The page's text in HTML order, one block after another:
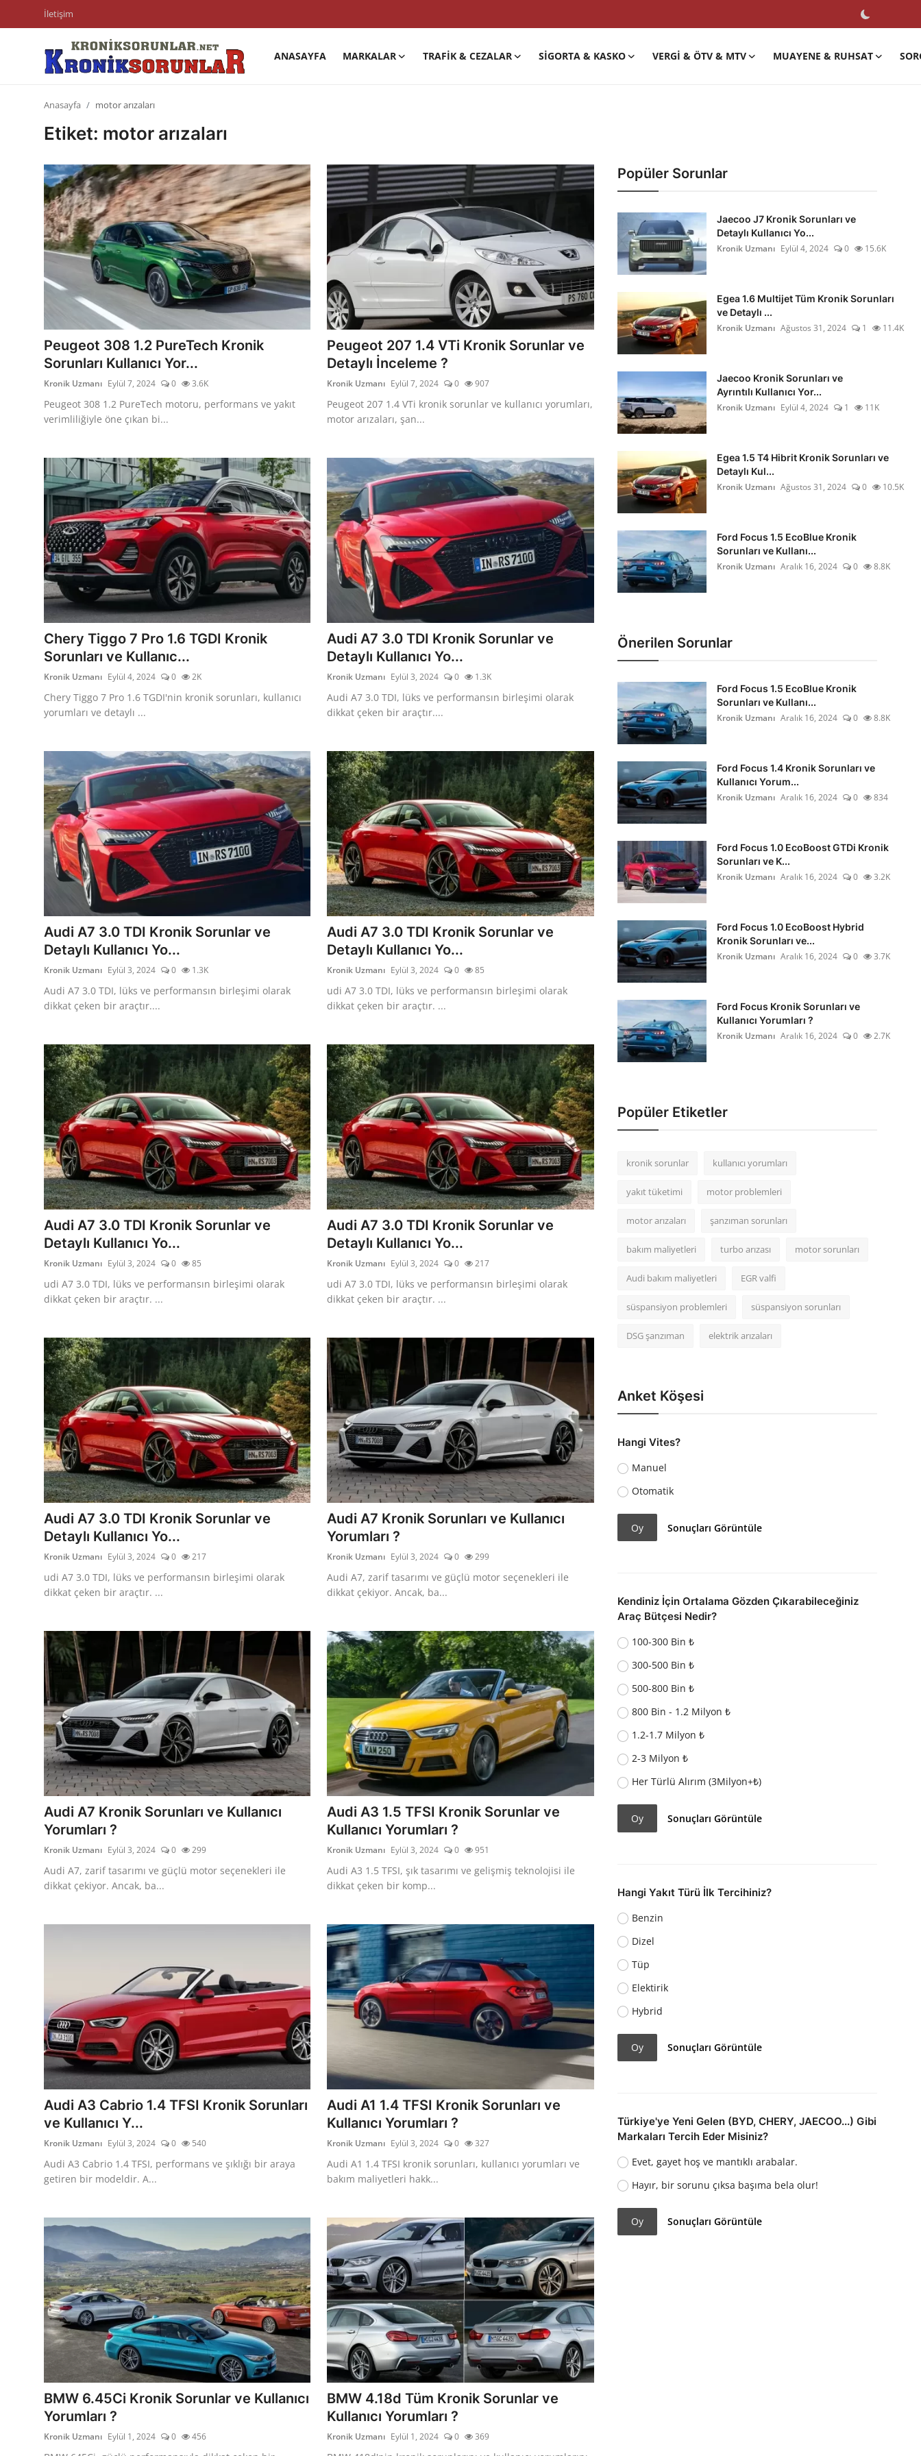
İletişim
ANASAYFA MARKALAR TRAFIK & CEZALAR SIGORTA & KASKO VERGI & ÖTV & MTV MUAYENE & RUHSAT
Trafik & Cezalar
Sigorta & Kasko
Vergi & ÖTV & MTV
Muayene & Ruhsat
Sorgulamalar
İkinci El & Alım-Satım
Bakım & Arıza Çözümleri
Elektrikli & Hibrit
Kiralama & Filo
Lastik & Jant
Yağlar & Sıvılar
LPG & Yakıt
Elektrik & Akü
Klima & Konfor
Aydınlatma & Görüş
Şanzıman & Aktarma
Dizel Sistemler
Multimedya & Elektronik
Anasayfa motor arızaları
Etiket: motor arızaları
Peugeot 308 1.2 PureTech Kronik
Sorunları Kullanıcı Yor...
Kronik Uzmanı Eylül 7, 2024 0 3.6K
Peugeot 308 1.2 PureTech motoru, performans ve yakıt
verimliliğiyle öne çıkan bi...
Peugeot 207 1.4 VTi Kronik Sorunlar ve
Detaylı İnceleme ?
Kronik Uzmanı Eylül 7, 2024 0 907
Peugeot 207 1.4 VTi kronik sorunlar ve kullanıcı yorumları,
motor arızaları, şan...
Chery Tiggo 7 Pro 1.6 TGDI Kronik
Sorunları ve Kullanıc...
Kronik Uzmanı Eylül 4, 2024 0 2K
Chery Tiggo 7 Pro 1.6 TGDI'nin kronik sorunları, kullanıcı
yorumları ve detaylı ...
Audi A7 3.0 TDI Kronik Sorunlar ve
Detaylı Kullanıcı Yo...
Kronik Uzmanı Eylül 3, 2024 0 1.3K
Audi A7 3.0 TDI, lüks ve performansın birleşimi olarak
dikkat çeken bir araçtır....
Audi A7 3.0 TDI Kronik Sorunlar ve
Detaylı Kullanıcı Yo...
Kronik Uzmanı Eylül 3, 2024 0 1.3K
Audi A7 3.0 TDI, lüks ve performansın birleşimi olarak
dikkat çeken bir araçtır....
Audi A7 3.0 TDI Kronik Sorunlar ve
Detaylı Kullanıcı Yo...
Kronik Uzmanı Eylül 3, 2024 0 85
udi A7 3.0 TDI, lüks ve performansın birleşimi olarak
dikkat çeken bir araçtır. ...
Audi A7 3.0 TDI Kronik Sorunlar ve
Detaylı Kullanıcı Yo...
Kronik Uzmanı Eylül 3, 2024 0 85
udi A7 3.0 TDI, lüks ve performansın birleşimi olarak
dikkat çeken bir araçtır. ...
Audi A7 3.0 TDI Kronik Sorunlar ve
Detaylı Kullanıcı Yo...
Kronik Uzmanı Eylül 3, 2024 0 217
udi A7 3.0 TDI, lüks ve performansın birleşimi olarak
dikkat çeken bir araçtır. ...
Audi A7 3.0 TDI Kronik Sorunlar ve
Detaylı Kullanıcı Yo...
Kronik Uzmanı Eylül 3, 2024 0 217
udi A7 3.0 TDI, lüks ve performansın birleşimi olarak
dikkat çeken bir araçtır. ...
Audi A7 Kronik Sorunları ve Kullanıcı
Yorumları ?
Kronik Uzmanı Eylül 3, 2024 0 299
Audi A7, zarif tasarımı ve güçlü motor seçenekleri ile
dikkat çekiyor. Ancak, ba...
Audi A7 Kronik Sorunları ve Kullanıcı
Yorumları ?
Kronik Uzmanı Eylül 3, 2024 0 299
Audi A7, zarif tasarımı ve güçlü motor seçenekleri ile
dikkat çekiyor. Ancak, ba...
Audi A3 1.5 TFSI Kronik Sorunlar ve
Kullanıcı Yorumları ?
Kronik Uzmanı Eylül 3, 2024 0 951
Audi A3 1.5 TFSI, şık tasarımı ve gelişmiş teknolojisi ile
dikkat çeken bir komp...
Audi A3 Cabrio 1.4 TFSI Kronik Sorunları
ve Kullanıcı Y...
Kronik Uzmanı Eylül 3, 2024 0 540
Audi A3 Cabrio 1.4 TFSI, performans ve şıklığı bir araya
getiren bir modeldir. A...
Audi A1 1.4 TFSI Kronik Sorunları ve
Kullanıcı Yorumları ?
Kronik Uzmanı Eylül 3, 2024 0 327
Audi A1 1.4 TFSI kronik sorunları, kullanıcı yorumları ve
bakım maliyetleri hakk...
BMW 6.45Ci Kronik Sorunlar ve Kullanıcı
Yorumları ?
Kronik Uzmanı Eylül 1, 2024 0 456
BMW 4.18d Tüm Kronik Sorunlar ve
Kullanıcı Yorumları ?
Kronik Uzmanı Eylül 1, 2024 0 369
Popüler Sorunlar
Jaecoo J7 Kronik Sorunları ve
Detaylı Kullanıcı Yo...
Kronik Uzmanı Eylül 4, 2024 0 15.6K
Egea 1.6 Multijet Tüm Kronik Sorunları
ve Detaylı ...
Kronik Uzmanı Ağustos 31, 2024 1 11.4K
Jaecoo Kronik Sorunları ve
Ayrıntılı Kullanıcı Yor...
Kronik Uzmanı Eylül 4, 2024 1 11K
Egea 1.5 T4 Hibrit Kronik Sorunları ve
Detaylı Kul...
Kronik Uzmanı Ağustos 31, 2024 0 10.5K
Ford Focus 1.5 EcoBlue Kronik
Sorunları ve Kullanı...
Kronik Uzmanı Aralık 16, 2024 0 8.8K
Önerilen Sorunlar
Ford Focus 1.5 EcoBlue Kronik
Sorunları ve Kullanı...
Kronik Uzmanı Aralık 16, 2024 0 8.8K
Ford Focus 1.4 Kronik Sorunları ve
Kullanıcı Yorum...
Kronik Uzmanı Aralık 16, 2024 0 834
Ford Focus 1.0 EcoBoost GTDi Kronik
Sorunları ve K...
Kronik Uzmanı Aralık 16, 2024 0 3.2K
Ford Focus 1.0 EcoBoost Hybrid
Kronik Sorunları ve...
Kronik Uzmanı Aralık 16, 2024 0 3.7K
Ford Focus Kronik Sorunları ve
Kullanıcı Yorumları ?
Kronik Uzmanı Aralık 16, 2024 0 2.7K
Popüler Etiketler
kronik sorunlar kullanıcı yorumları
yakıt tüketimi motor problemleri
motor arızaları şanzıman sorunları
bakım maliyetleri turbo arızası motor sorunları
Audi bakım maliyetleri EGR valfi
süspansiyon problemleri süspansiyon sorunları
DSG şanzıman elektrik arızaları
Anket Köşesi
Hangi Vites?
Manuel
Otomatik
Oy Sonuçları Görüntüle
Kendiniz İçin Ortalama Gözden Çıkarabileceğiniz
Araç Bütçesi Nedir?
100-300 Bin ₺
300-500 Bin ₺
500-800 Bin ₺
800 Bin - 1.2 Milyon ₺
1.2-1.7 Milyon ₺
2-3 Milyon ₺
Her Türlü Alırım (3Milyon+₺)
Oy Sonuçları Görüntüle
Hangi Yakıt Türü İlk Tercihiniz?
Benzin
Dizel
Tüp
Elektirik
Hybrid
Oy Sonuçları Görüntüle
Türkiye'ye Yeni Gelen (BYD, CHERY, JAECOO...) Gibi
Markaları Tercih Eder Misiniz?
Evet, gayet hoş ve mantıklı arabalar.
Hayır, bir sorunu çıksa başıma bela olur!
Oy Sonuçları Görüntüle